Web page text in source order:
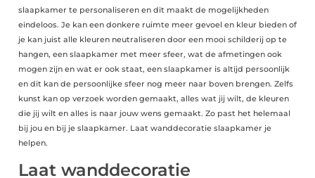
slaapkamer te personaliseren en dit maakt de mogelijkheden
eindeloos. Je kan een donkere ruimte meer gevoel en kleur bieden of
je kan juist alle kleuren neutraliseren door een mooi schilderij op te
hangen, een slaapkamer met meer sfeer, wat de afmetingen ook
mogen zijn en wat er ook staat, een slaapkamer is altijd persoonlijk
en dit kan de persoonlijke sfeer nog meer naar boven brengen. Zelfs
kunst kan op verzoek worden gemaakt, alles wat jij wilt, de kleuren
die jij wilt en alles is naar jouw wens gemaakt. Zo past het helemaal
bij jou en bij je slaapkamer. Laat wanddecoratie slaapkamer je
helpen.
Laat wanddecoratie